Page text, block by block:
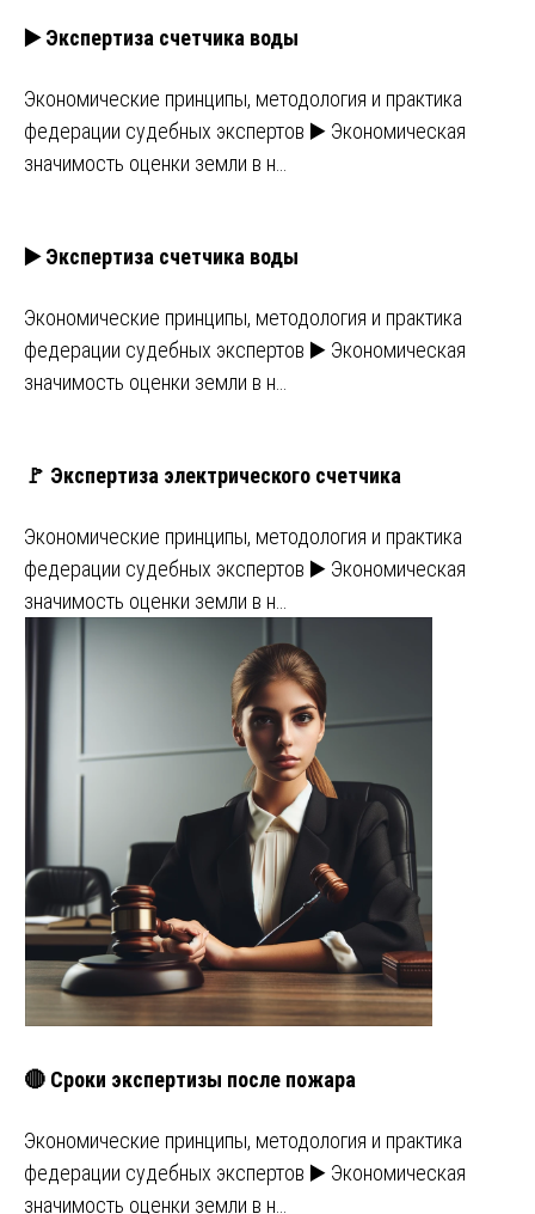
▶️ Экспертиза счетчика воды
Экономические принципы, методология и практика
федерации судебных экспертов ▶️ Экономическая
значимость оценки земли в н…
▶️ Экспертиза счетчика воды
Экономические принципы, методология и практика
федерации судебных экспертов ▶️ Экономическая
значимость оценки земли в н…
🚩 Экспертиза электрического счетчика
Экономические принципы, методология и практика
федерации судебных экспертов ▶️ Экономическая
значимость оценки земли в н…
🔴 Сроки экспертизы после пожара
Экономические принципы, методология и практика
федерации судебных экспертов ▶️ Экономическая
значимость оценки земли в н…